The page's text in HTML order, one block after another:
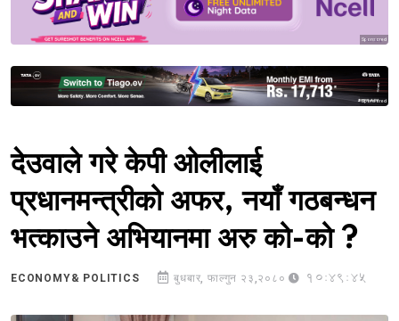
Sponsored
Sponsored
देउवाले गरे केपी ओलीलाई
प्रधानमन्त्रीको अफर, नयाँ गठबन्धन
भत्काउने अभियानमा अरु को-को ?
ECONOMY& POLITICS बुधबार, फाल्गुन २३,२०८० 10:49:45